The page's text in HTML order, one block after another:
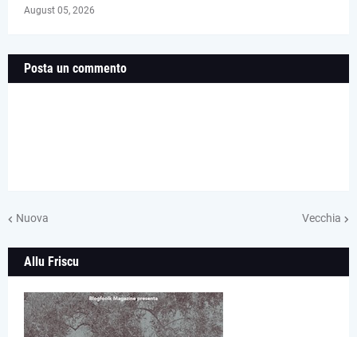
August 05, 2026
Posta un commento
Nuova Vecchia
Allu Friscu